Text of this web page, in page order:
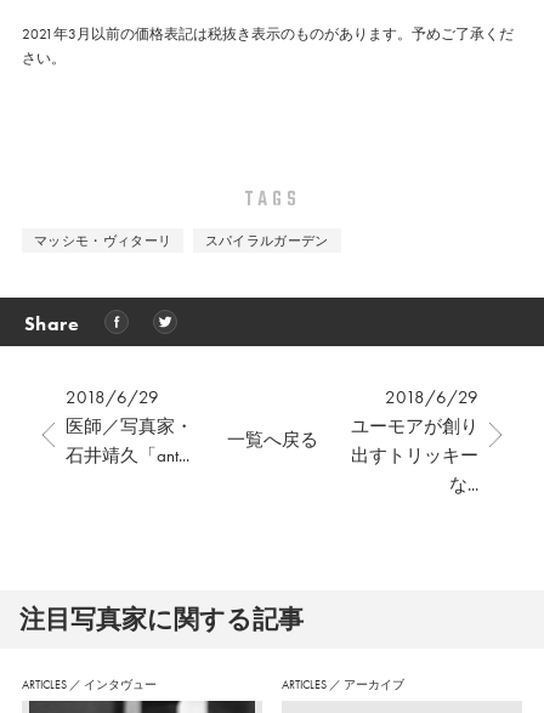
2021年3月以前の価格表記は税抜き表示のものがあります。予めご了承くだ
さい。
TAGS
マッシモ・ヴィターリ スパイラルガーデン
Share
2018/6/29
医師／写真家・
石井靖久「ant...
2018/6/29
ユーモアが創り
出すトリッキー
な...
一覧へ戻る
注⽬写真家に関する記事
ARTICLES ／ インタヴュー ARTICLES ／ アーカイブ